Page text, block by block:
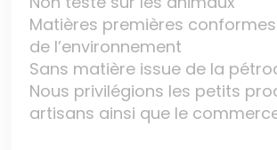
Matières premières
de l’environnement
Sans matière issue de la
Nous privilégions les petits
artisans ainsi que le